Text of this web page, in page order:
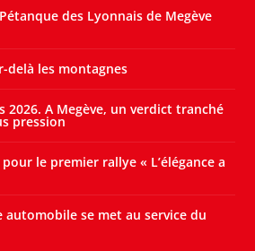
des Lyonnais de Megève
delà les montagnes
2026. A Megève, un verdict tranché
pression
le premier rallye « L’élégance a
automobile se met au service du